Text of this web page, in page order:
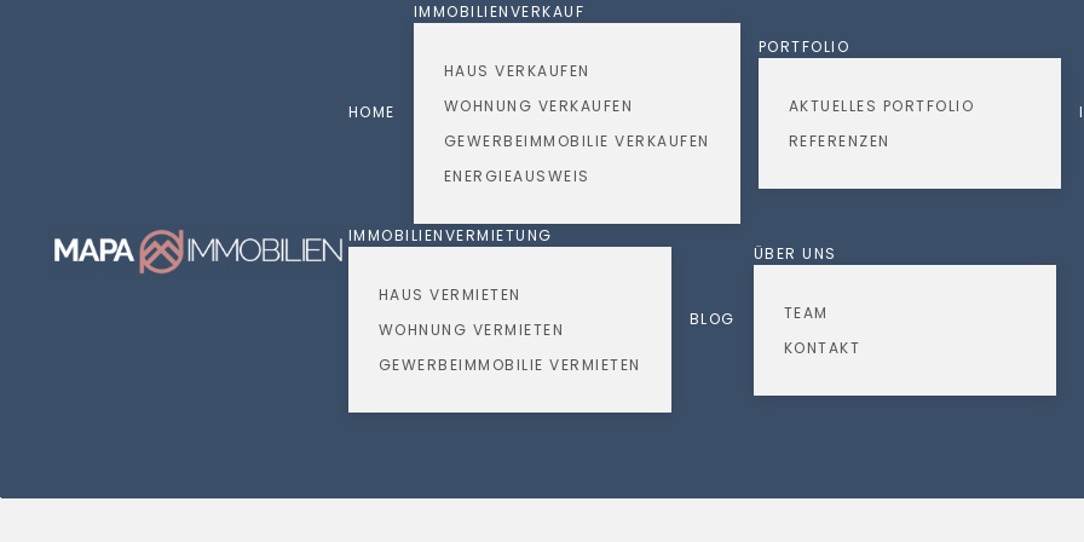
HOME
IMMOBILIENVERKAUF
HAUS VERKAUFEN
WOHNUNG VERKAUFEN
GEWERBEIMMOBILIE VERKAUFEN
ENERGIEAUSWEIS
PORTFOLIO
AKTUELLES PORTFOLIO
REFERENZEN
IMMOBILIENVERMIETUNG
HAUS VERMIETEN
WOHNUNG VERMIETEN
GEWERBEIMMOBILIE VERMIETEN
BLOG
ÜBER UNS
TEAM
KONTAKT